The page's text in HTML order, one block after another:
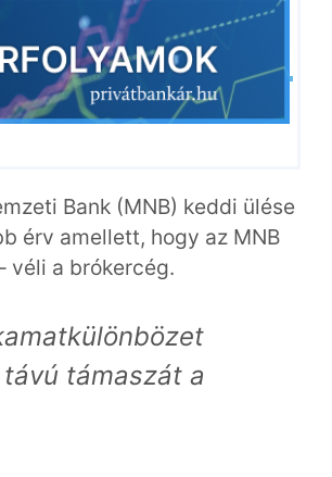
Bank (MNB) keddi ülése
érv amellett, hogy az MNB
véli a brókercég.
támaszát a